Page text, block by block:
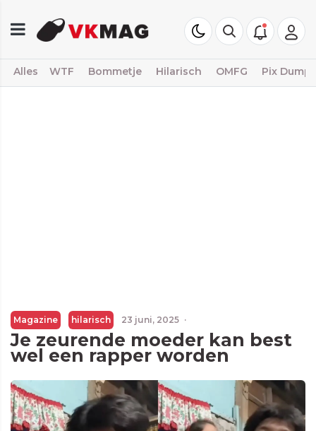
Alles WTF Bommetje Hilarisch OMFG Pix Dump
Magazine hilarisch 23 juni, 2025 ·
Je zeurende moeder kan best
wel een rapper worden